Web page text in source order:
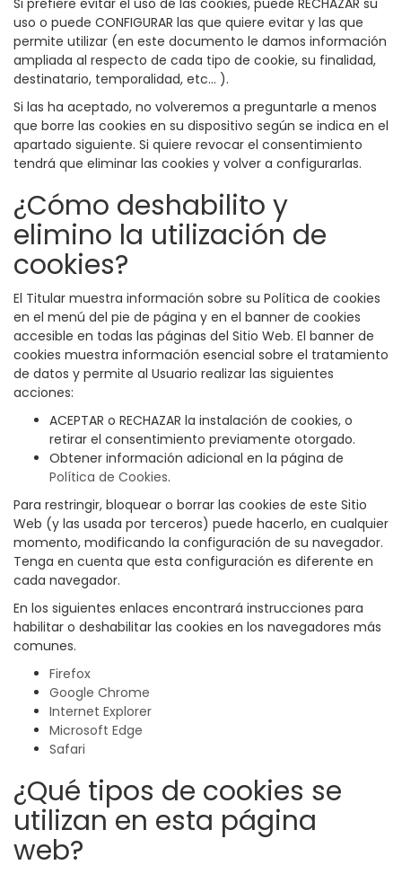
Si prefiere evitar el uso de las cookies, puede RECHAZAR su
uso o puede CONFIGURAR las que quiere evitar y las que
permite utilizar (en este documento le damos información
ampliada al respecto de cada tipo de cookie, su finalidad,
destinatario, temporalidad, etc... ).
Si las ha aceptado, no volveremos a preguntarle a menos
que borre las cookies en su dispositivo según se indica en el
apartado siguiente. Si quiere revocar el consentimiento
tendrá que eliminar las cookies y volver a configurarlas.
¿Cómo deshabilito y
elimino la utilización de
cookies?
El Titular muestra información sobre su Política de cookies
en el menú del pie de página y en el banner de cookies
accesible en todas las páginas del Sitio Web. El banner de
cookies muestra información esencial sobre el tratamiento
de datos y permite al Usuario realizar las siguientes
acciones:
ACEPTAR o RECHAZAR la instalación de cookies, o
retirar el consentimiento previamente otorgado.
Obtener información adicional en la página de
Política de Cookies.
Para restringir, bloquear o borrar las cookies de este Sitio
Web (y las usada por terceros) puede hacerlo, en cualquier
momento, modificando la configuración de su navegador.
Tenga en cuenta que esta configuración es diferente en
cada navegador.
En los siguientes enlaces encontrará instrucciones para
habilitar o deshabilitar las cookies en los navegadores más
comunes.
Firefox
Google Chrome
Internet Explorer
Microsoft Edge
Safari
¿Qué tipos de cookies se
utilizan en esta página
web?